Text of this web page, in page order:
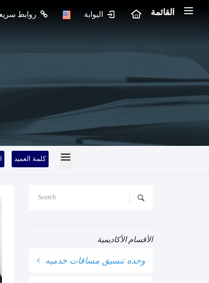
القائمة
كلمة العميد
الأقسام الأكاديمية
وحده تنسيق مساقات خدميه